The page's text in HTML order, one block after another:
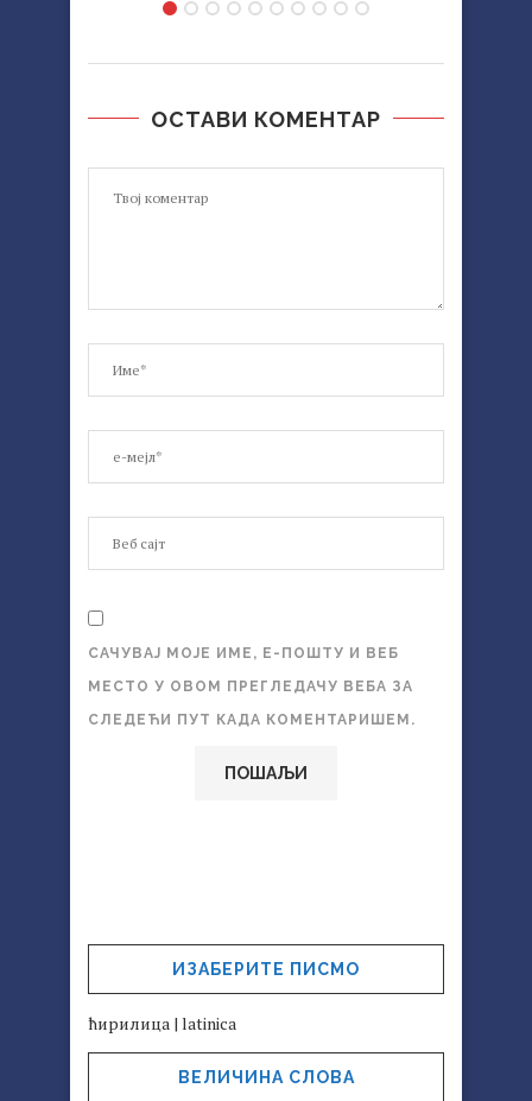
ОСТАВИ КОМЕНТАР
САЧУВАЈ МОЈЕ ИМЕ, Е-ПОШТУ И ВЕБ
МЕСТО У ОВОМ ПРЕГЛЕДАЧУ ВЕБА ЗА
СЛЕДЕЋИ ПУТ КАДА КОМЕНТАРИШЕМ.
ИЗАБЕРИТЕ ПИСМО
ћирилица | latinica
ВЕЛИЧИНА СЛОВА